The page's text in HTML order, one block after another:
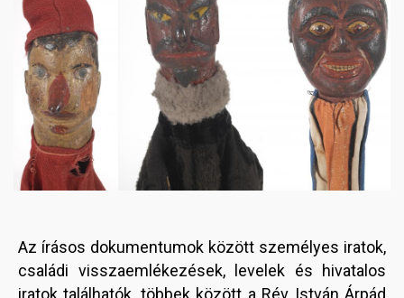
Az írásos dokumentumok között személyes iratok,
családi visszaemlékezések, levelek és hivatalos
iratok találhatók, többek között a Rév István Árpád